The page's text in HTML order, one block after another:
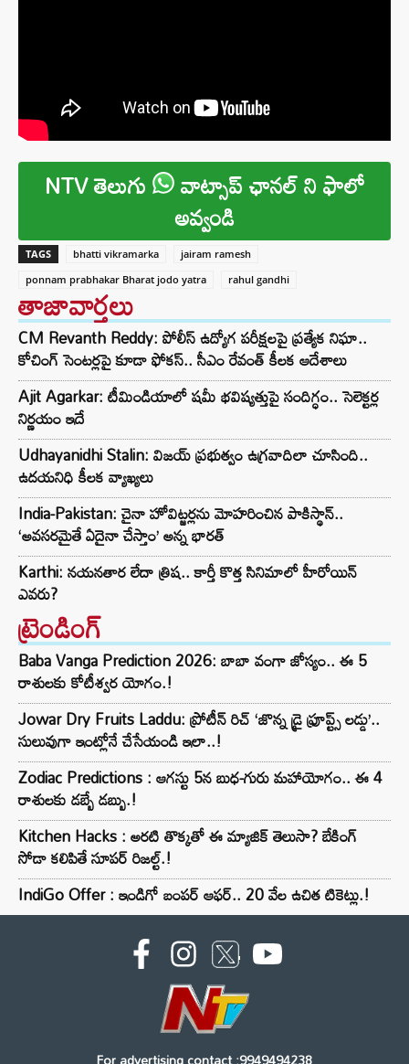
NTV తెలుగు వాట్సాప్ ఛానల్ ని ఫాలో
అవ్వండి
TAGS bhatti vikramarka
jairam ramesh
ponnam prabhakar Bharat jodo yatra
rahul gandhi
తాజావార్తలు
CM Revanth Reddy: పోలీస్ ఉద్యోగ పరీక్షలపై ప్రత్యేక నిఘా..
కోచింగ్ సెంటర్లపై కూడా ఫోకస్.. సీఎం రేవంత్ కీలక ఆదేశాలు
Ajit Agarkar: టీమిండియాలో షమీ భవిష్యత్తుపై సందిగ్ధం.. సెలెక్టర్ల
నిర్ణయం ఇదే
Udhayanidhi Stalin: విజయ్ ప్రభుత్వం ఉగ్రవాదిలా చూసింది..
ఉదయనిధి కీలక వ్యాఖ్యలు
India-Pakistan: చైనా హోవిట్జర్లను మోహరించిన పాకిస్థాన్..
‘అవసరమైతే ఏదైనా చేస్తాం’ అన్న భారత్
Karthi: నయనతార లేదా త్రిష.. కార్తీ కొత్త సినిమాలో హీరోయిన్
ఎవరు?
ట్రెండింగ్‌
Baba Vanga Prediction 2026: బాబా వంగా జోస్యం.. ఈ 5
రాశులకు కోటీశ్వర యోగం.!
Jowar Dry Fruits Laddu: ప్రోటీన్ రిచ్ ‘జొన్న డ్రై ఫ్రూప్ట్స్ లడ్డు’..
సులువుగా ఇంట్లోనే చేసేయండి ఇలా..!
Zodiac Predictions : ఆగస్టు 5న బుధ-గురు మహాయోగం.. ఈ 4
రాశులకు డబ్బే డబ్బు.!
Kitchen Hacks : అరటి తొక్కతో ఈ మ్యాజిక్ తెలుసా? బేకింగ్
సోడా కలిపితే సూపర్ రిజల్ట్.!
IndiGo Offer : ఇండిగో బంపర్ ఆఫర్.. 20 వేల ఉచిత టికెట్లు.!